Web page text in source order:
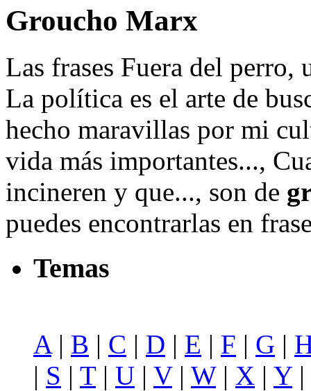
Groucho Marx
Las frases Fuera del
La política es el arte de
hecho maravillas por mi
vida más importantes...,
incineren y que..., son de
puedes encontrarlas en
Temas
A | B | C | D | E | F | G |
| S | T| U | V| W| X | Y|